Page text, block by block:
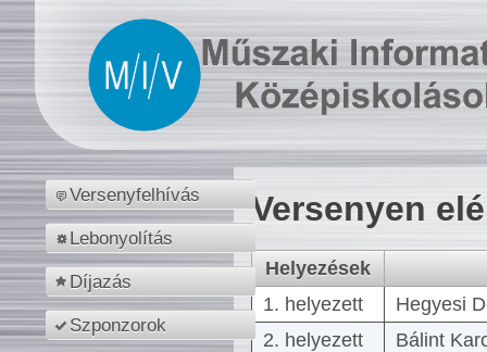
Versenyfelhívás
Lebonyolítás
Díjazás
Szponzorok
Versenyen
Helyezések
1. helyezett
Hegyesi
2. helyezett
Bálint